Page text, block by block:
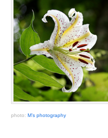
photo: M’s photography